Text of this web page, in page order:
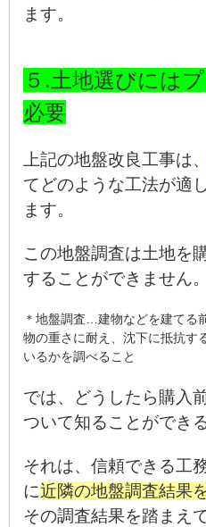
ます。
５.土地選びには
必要
上記の地盤改良工事は、
てどのような工法が適
ます。
この地盤調査は土地を
することができません。
＊地盤調査…建物などを建てる
物の重さに耐え、沈下に抵抗す
いるかを調べること
では、どうしたら購入
ついて知ることができ
それは、信頼できる工
に近隣の地盤調査結果
その調査結果を踏まえ